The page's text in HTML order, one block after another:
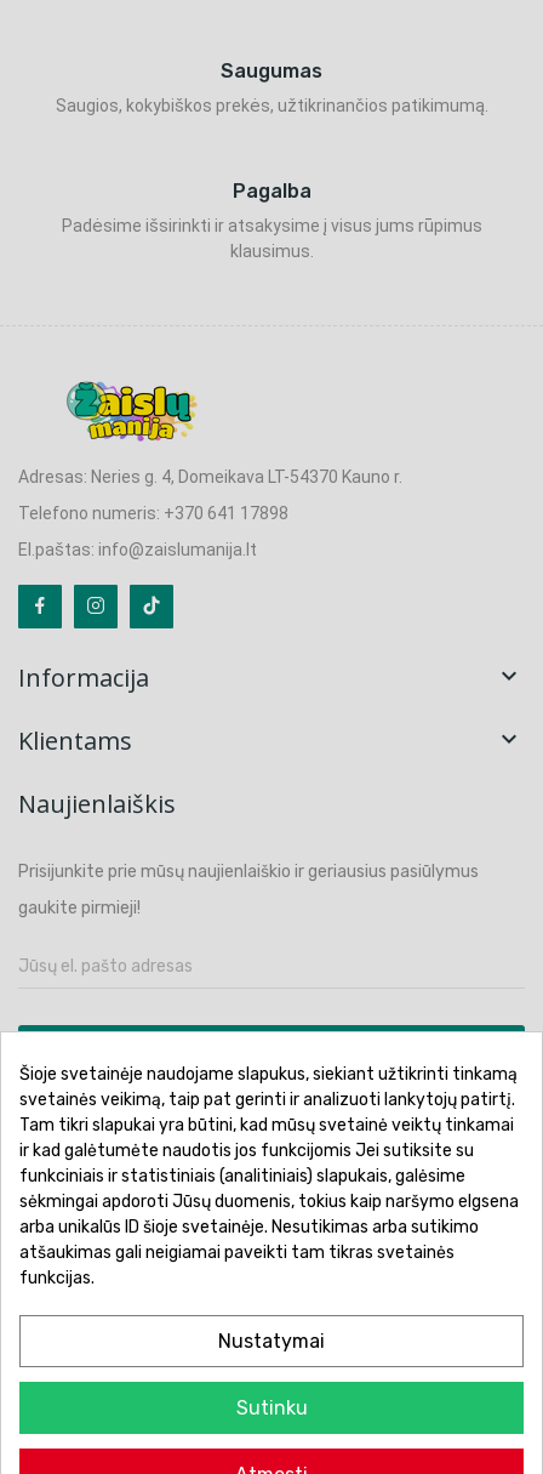
Saugumas
Saugios, kokybiškos prekės, užtikrinančios patikimumą.
Pagalba
Padėsime išsirinkti ir atsakysime į visus jums rūpimus
klausimus.
Adresas: Neries g. 4, Domeikava LT-54370 Kauno r.
Telefono numeris: +370 641 17898
El.paštas: info@zaislumanija.lt
Informacija 
Klientams 
Naujienlaiškis
Prisijunkite prie mūsų naujienlaiškio ir geriausius pasiūlymus
gaukite pirmieji!
Pirkimo sąlygos ir taisyklės
Privatumo politika
Garantinis aptarnavimas
Prekių pristatymas
Prekių grąžinimas
Atsiskaitymo būdai
Šioje svetainėje naudojame slapukus, siekiant užtikrinti tinkamą
svetainės veikimą, taip pat gerinti ir analizuoti lankytojų patirtį.
Tam tikri slapukai yra būtini, kad mūsų svetainė veiktų tinkamai
ir kad galėtumėte naudotis jos funkcijomis Jei sutiksite su
funkciniais ir statistiniais (analitiniais) slapukais, galėsime
sėkmingai apdoroti Jūsų duomenis, tokius kaip naršymo elgsena
arba unikalūs ID šioje svetainėje. Nesutikimas arba sutikimo
atšaukimas gali neigiamai paveikti tam tikras svetainės
funkcijas.
Nustatymai
Sutinku